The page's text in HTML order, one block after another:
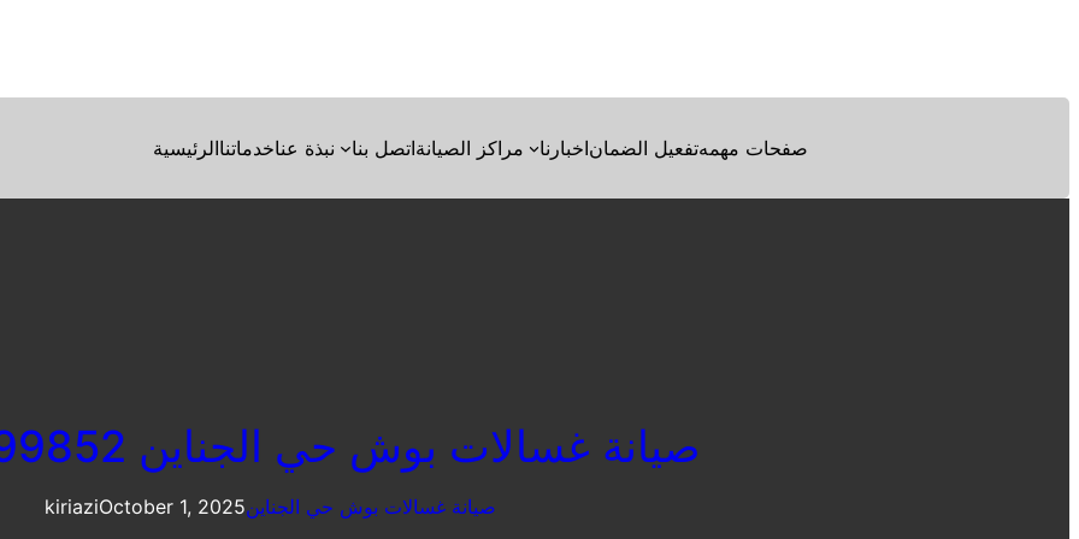
الرئيسيةخدماتنانبذة عنا اتصل بنامراكز الصيانة اخبارناتفعيل الضمانصفحات مهمه
صيانة غسالات بوش حي الجناين 01210999852
kiriaziOctober 1, 2025صيانة غسالات بوش حي الجناين